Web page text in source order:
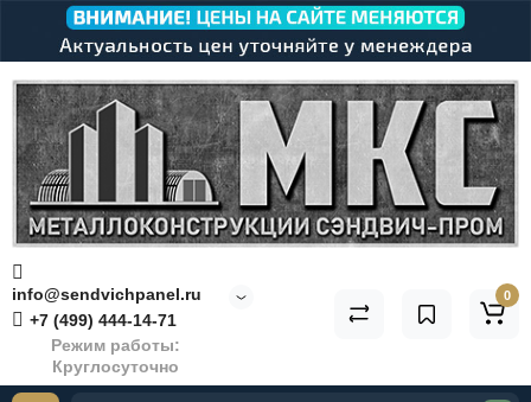
info@sendvichpanel.ru
+7 (499) 444-14-71
Режим работы:
Круглосуточно
0